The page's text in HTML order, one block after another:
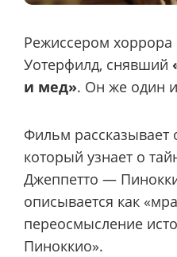
Режиссером
Уотерфилд, снявший
и мед». Он же один
Фильм
который узнает о
Джеппетто —
описывается как
переосмысление
Пиноккио».